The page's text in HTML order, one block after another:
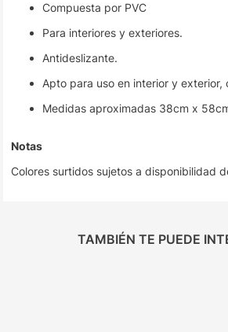
Compuesta por PVC
Para interiores y exteriores.
Antideslizante.
Apto para uso en interior y exterior,
Medidas aproximadas 38cm x
Notas
Colores surtidos sujetos a disponibilidad
TAMBIÉN TE PUEDE